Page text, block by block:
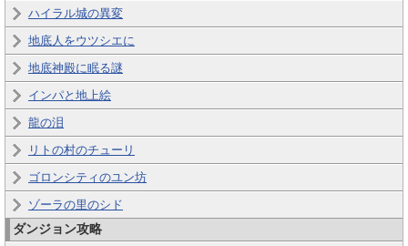
ハイラル城の異変
地底人をウツシエに
地底神殿に眠る謎
インパと地上絵
龍の泪
リトの村のチューリ
ゴロンシティのユン坊
ゾーラの里のシド
ダンジョン攻略